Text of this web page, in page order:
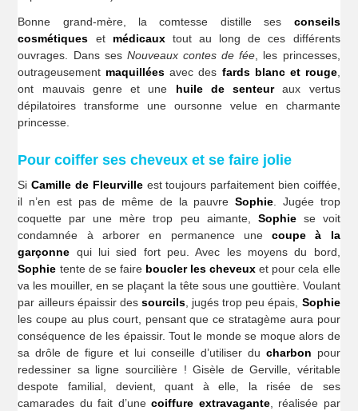
Bonne grand-mère, la comtesse distille ses conseils
cosmétiques et médicauxtout au long de ces différents
ouvrages. Dans ses Nouveaux contes de fée , les princesses,
outrageusement maquillées avec des fards blanc et rouge,
ont mauvais genre et une huile de senteuraux vertus
dépilatoires transforme une oursonne velue en charmante
princesse.
Pour coiffer ses cheveux et se faire jolie
SiCamille de Fleurvilleest toujours parfaitement bien coiffée,
il n’en est pas de même de la pauvreSophie. Jugée trop
coquette par une mère trop peu aimante, Sophiese voit
condamnée à arborer en permanence unecoupe à la
garçonne qui lui sied fort peu. Avec les moyens du bord,
Sophie tente de se faire boucler les cheveux et pour cela elle
va les mouiller, en se plaçant la tête sous une gouttière. Voulant
par ailleurs épaissir des sourcils, jugés trop peu épais, Sophie
les coupe au plus court, pensant que ce stratagème aura pour
conséquence de les épaissir. Tout le monde se moque alors de
sa drôle de figure et lui conseille d’utiliser du charbon pour
redessiner sa ligne sourcilière ! Gisèle de Gerville, véritable
despote familial, devient, quant à elle, la risée de ses
camarades du fait d’unecoiffure extravagante, réalisée par